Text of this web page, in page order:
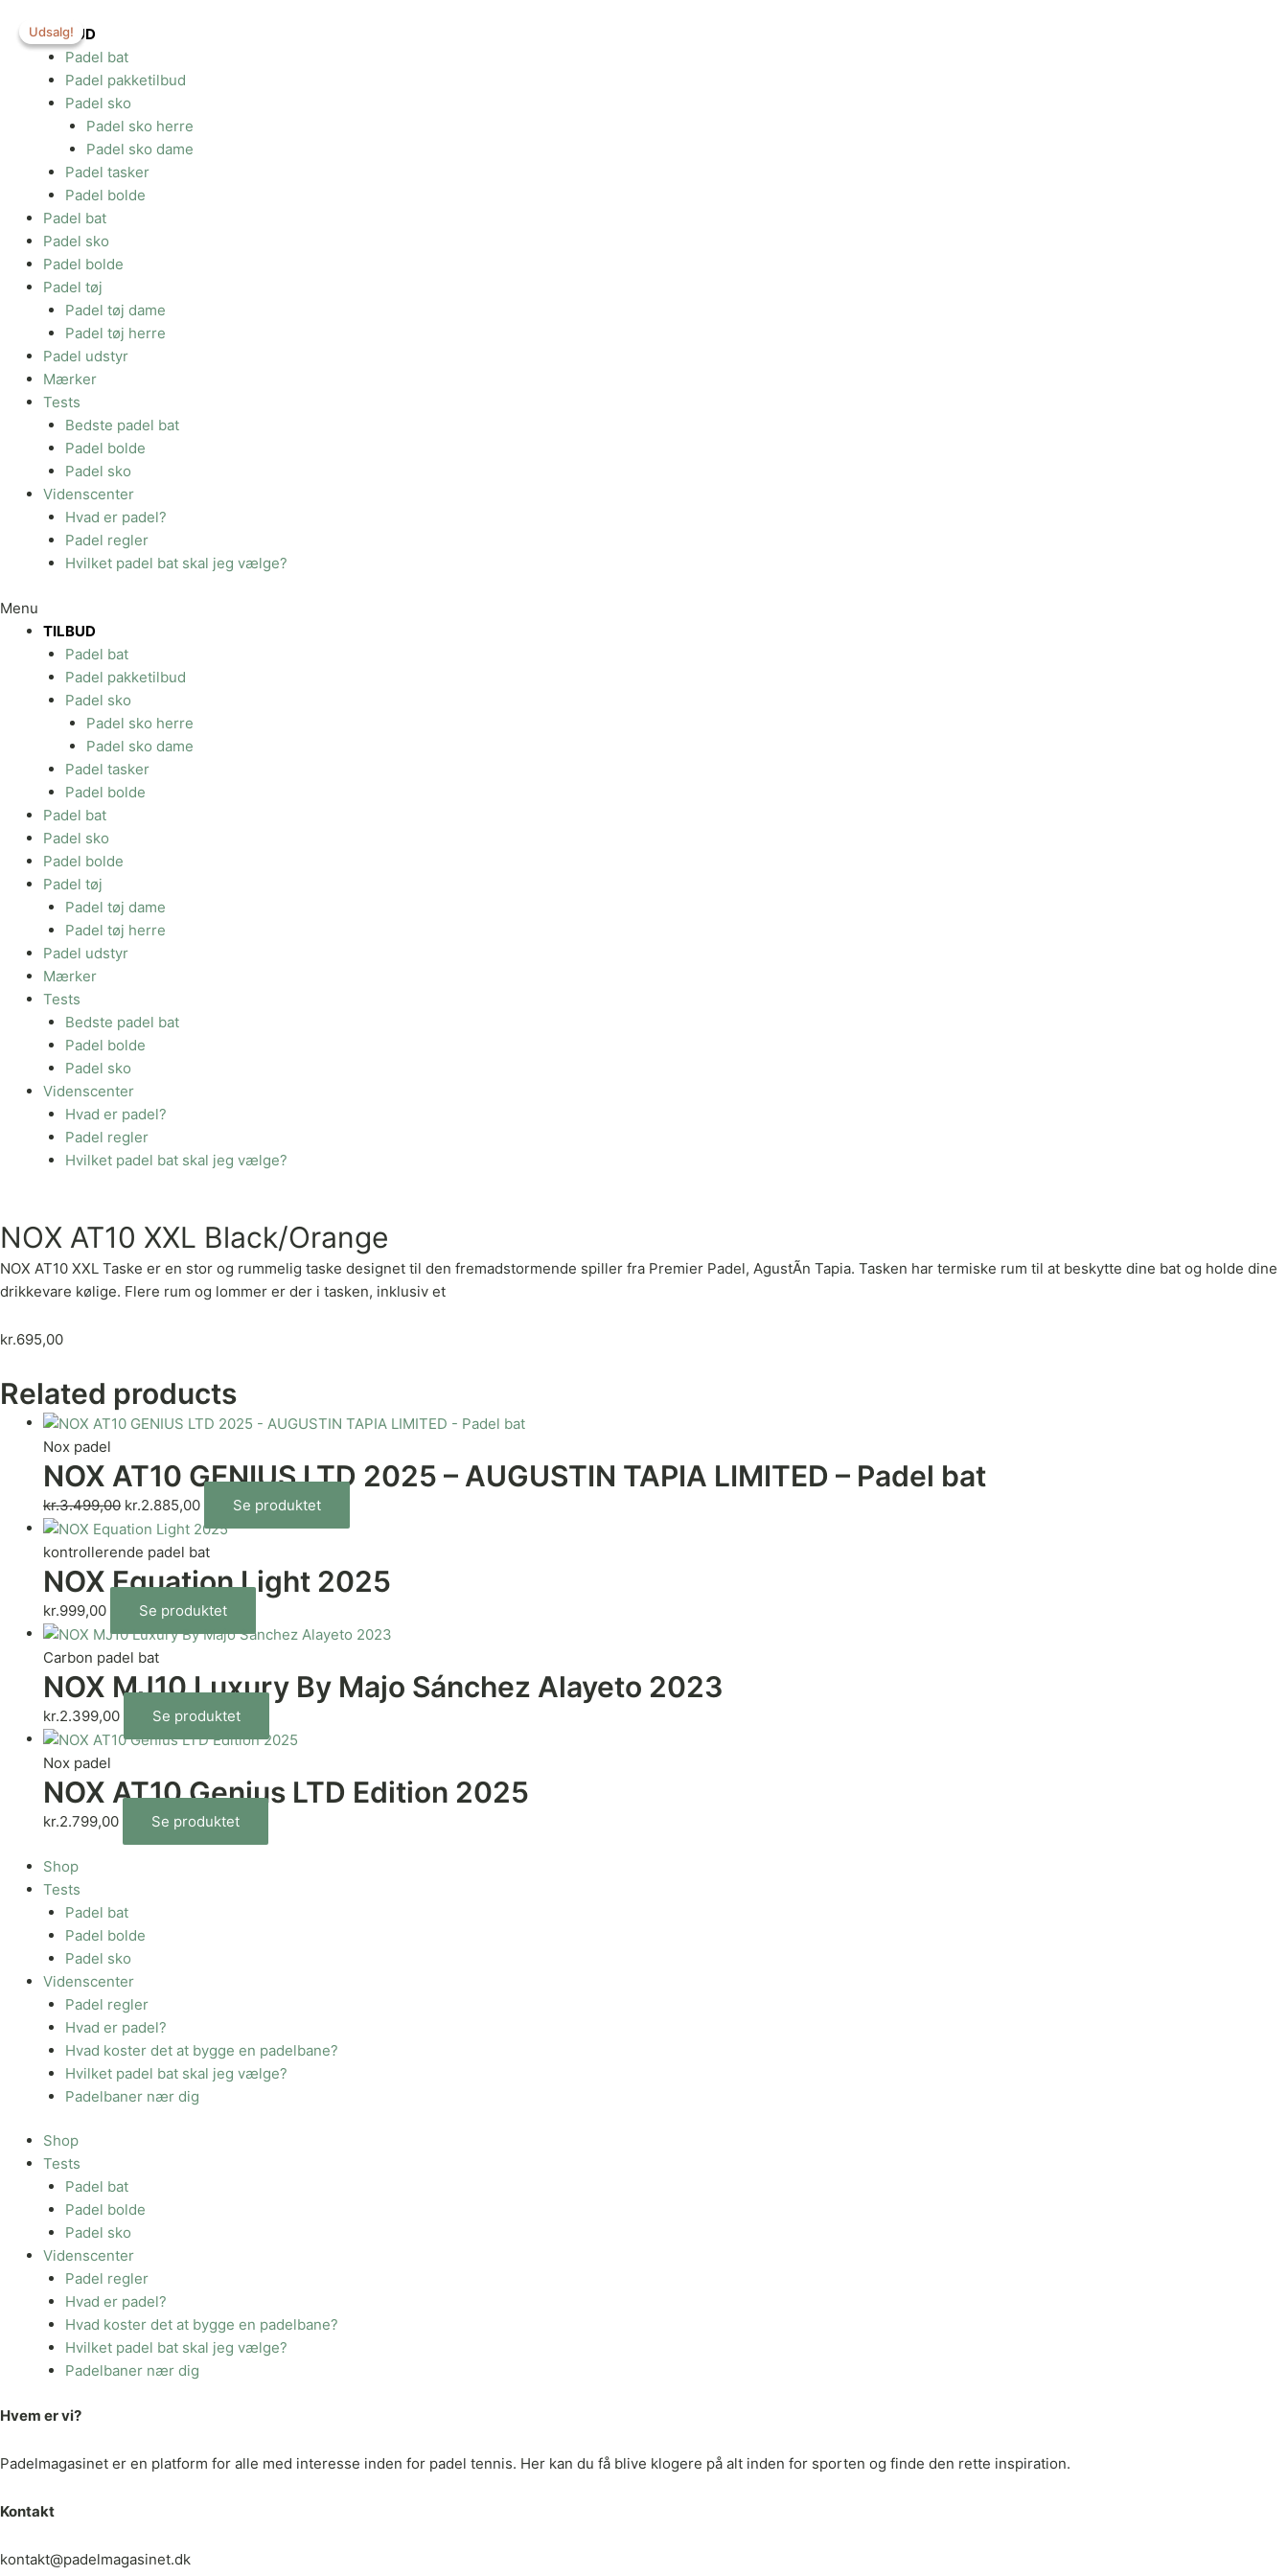
indholdet
TILBUD
Padel bat
Padel pakketilbud
Padel sko
Padel sko herre
Padel sko dame
Padel tasker
Padel bolde
Padel bat
Padel sko
Padel bolde
Padel tøj
Padel tøj dame
Padel tøj herre
Padel udstyr
Mærker
Tests
Bedste padel bat
Padel bolde
Padel sko
Videnscenter
Hvad er padel?
Padel regler
Hvilket padel bat skal jeg vælge?
Menu
TILBUD
Padel bat
Padel pakketilbud
Padel sko
Padel sko herre
Padel sko dame
Padel tasker
Padel bolde
Padel bat
Padel sko
Padel bolde
Padel tøj
Padel tøj dame
Padel tøj herre
Padel udstyr
Mærker
Tests
Bedste padel bat
Padel bolde
Padel sko
Videnscenter
Hvad er padel?
Padel regler
Hvilket padel bat skal jeg vælge?
NOX AT10 XXL Black/Orange
NOX AT10 XXL Taske er en stor og rummelig taske designet til den fremadstormende spiller fra Premier Padel, AgustÃ­n Tapia. Tasken har termiske rum til at beskytte dine bat og holde dine
drikkevare kølige. Flere rum og lommer er der i tasken, inklusiv et
kr.695,00
Related products
Udsalg!
Udsalg!
Nox padel
NOX AT10 GENIUS LTD 2025 – AUGUSTIN TAPIA LIMITED – Padel bat
kr.3.499,00 kr.2.885,00 Se produktet
kontrollerende padel bat
NOX Equation Light 2025
kr.999,00 Se produktet
Carbon padel bat
NOX MJ10 Luxury By Majo Sánchez Alayeto 2023
kr.2.399,00 Se produktet
Nox padel
NOX AT10 Genius LTD Edition 2025
kr.2.799,00 Se produktet
Shop
Tests
Padel bat
Padel bolde
Padel sko
Videnscenter
Padel regler
Hvad er padel?
Hvad koster det at bygge en padelbane?
Hvilket padel bat skal jeg vælge?
Padelbaner nær dig
Shop
Tests
Padel bat
Padel bolde
Padel sko
Videnscenter
Padel regler
Hvad er padel?
Hvad koster det at bygge en padelbane?
Hvilket padel bat skal jeg vælge?
Padelbaner nær dig
Hvem er vi?
Padelmagasinet er en platform for alle med interesse inden for padel tennis. Her kan du få blive klogere på alt inden for sporten og finde den rette inspiration.
Kontakt
kontakt@padelmagasinet.dk